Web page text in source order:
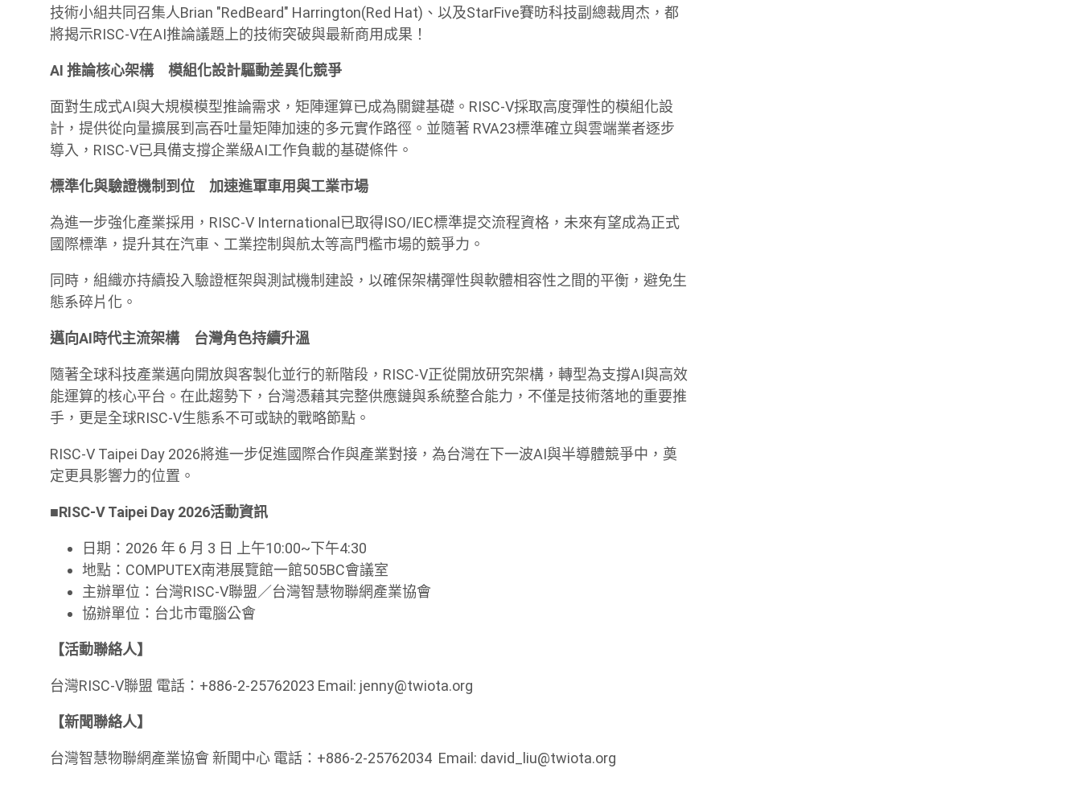
技術小組共同召集人Brian "RedBeard" Harrington(Red Hat)、以及StarFive賽昉科技副總裁周杰，都
將揭示RISC-V在AI推論議題上的技術突破與最新商用成果！
AI 推論核心架構 模組化設計驅動差異化競爭
面對生成式AI與大規模模型推論需求，矩陣運算已成為關鍵基礎。RISC-V採取高度彈性的模組化設
計，提供從向量擴展到高吞吐量矩陣加速的多元實作路徑。並隨著 RVA23標準確立與雲端業者逐步
導入，RISC-V已具備支撐企業級AI工作負載的基礎條件。
標準化與驗證機制到位 加速進軍車用與工業市場
為進一步強化產業採用，RISC-V International已取得ISO/IEC標準提交流程資格，未來有望成為正式
國際標準，提升其在汽車、工業控制與航太等高門檻市場的競爭力。
同時，組織亦持續投入驗證框架與測試機制建設，以確保架構彈性與軟體相容性之間的平衡，避免生
態系碎片化。
邁向AI時代主流架構 台灣角色持續升溫
隨著全球科技產業邁向開放與客製化並行的新階段，RISC-V正從開放研究架構，轉型為支撐AI與高效
能運算的核心平台。在此趨勢下，台灣憑藉其完整供應鏈與系統整合能力，不僅是技術落地的重要推
手，更是全球RISC-V生態系不可或缺的戰略節點。
RISC-V Taipei Day 2026將進一步促進國際合作與產業對接，為台灣在下一波AI與半導體競爭中，奠
定更具影響力的位置。
■RISC-V Taipei Day 2026活動資訊
日期：2026 年 6 月 3 日 上午10:00~下午4:30
地點：COMPUTEX南港展覽館一館505BC會議室
主辦單位：台灣RISC-V聯盟／台灣智慧物聯網產業協會
協辦單位：台北市電腦公會
【活動聯絡人】
台灣RISC-V聯盟 電話：+886-2-25762023 Email: jenny@twiota.org
【新聞聯絡人】
台灣智慧物聯網產業協會 新聞中心 電話：+886-2-25762034 Email: david_liu@twiota.org